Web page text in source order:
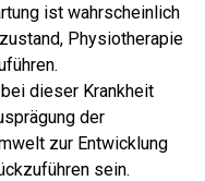
ist wahrscheinlich
Physiotherapie
dieser Krankheit
der
zur Entwicklung
sein.